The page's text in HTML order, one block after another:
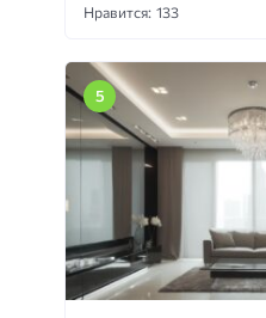
Нравится: 133